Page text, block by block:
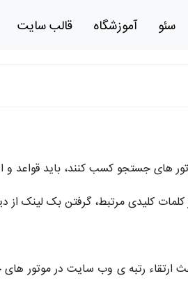
سئو آموزشگاه قالب سایت
های جستجو کسب کنند، باید
کلمات کلیدی مرتبط، گرفتن بک لینک
ارتقاء رتبه ی وب سایت در موتور